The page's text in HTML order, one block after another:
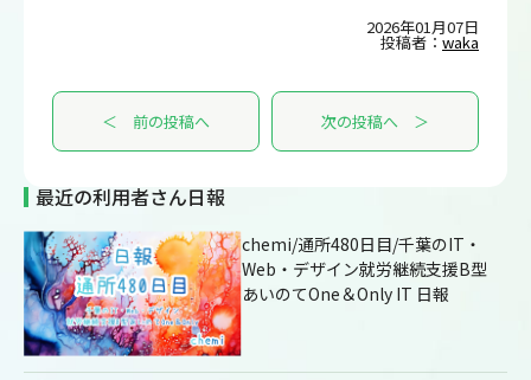
2026年01月07日
投稿者：waka
＜ 前の投稿へ 次の投稿へ ＞
最近の利用者さん日報
chemi/通所480日目/千葉のIT・
Web・デザイン就労継続支援B型
あいのてOne＆Only IT 日報